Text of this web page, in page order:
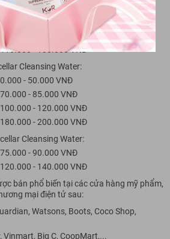
Facial Wash Gel:
- 45.000 VNĐ
- 100.000 VNĐ
- 130.000 VNĐ
Cleansing Water:
- 50.000 VNĐ
- 85.000 VNĐ
- 120.000 VNĐ
- 200.000 VNĐ
Cleansing Water:
- 90.000 VNĐ
- 140.000 VNĐ
bán phổ biến tại các cửa hàng mỹ phẩm,
mại điện tử sau:
Watsons, Boots, Coco Shop,
Big C, CoopMart,...